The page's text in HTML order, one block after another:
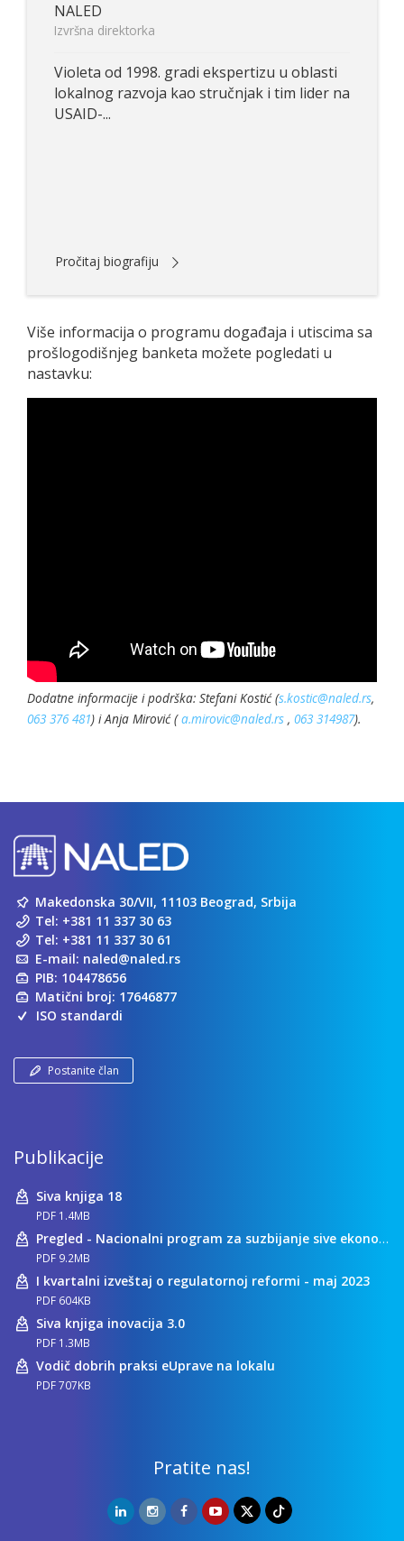
NALED
Izvršna direktorka
Violeta od 1998. gradi ekspertizu u oblasti
lokalnog razvoja kao stručnjak i tim lider na
USAID-...
Pročitaj biografiju
Više informacija o programu događaja i utiscima sa
prošlogodišnjeg banketa možete pogledati u
nastavku:
Dodatne informacije i podrška: Stefani Kostić (s.kostic@naled.rs,
063 376 481) i Anja Mirović (a.mirovic@naled.rs , 063 314987).
Makedonska 30/VII, 11103 Beograd, Srbija
Tel: +381 11 337 30 63
Tel: +381 11 337 30 61
E-mail: naled@naled.rs
PIB: 104478656
Matični broj: 17646877
ISO standardi
Postanite član
Publikacije
Siva knjiga 18
PDF 1.4MB
Pregled - Nacionalni program za suzbijanje sive ekonomije
PDF 9.2MB
I kvartalni izveštaj o regulatornoj reformi - maj 2023
PDF 604KB
Siva knjiga inovacija 3.0
PDF 1.3MB
Vodič dobrih praksi eUprave na lokalu
PDF 707KB
Pratite nas!